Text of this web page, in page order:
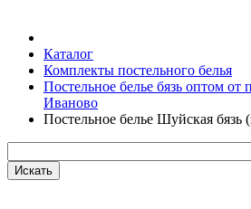
Каталог
Комплекты постельного белья
Постельное белье бязь оптом от
Иваново
Постельное белье Шуйская